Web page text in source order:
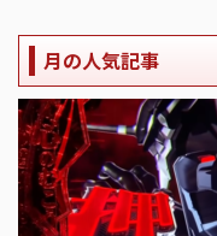
月の人気記事